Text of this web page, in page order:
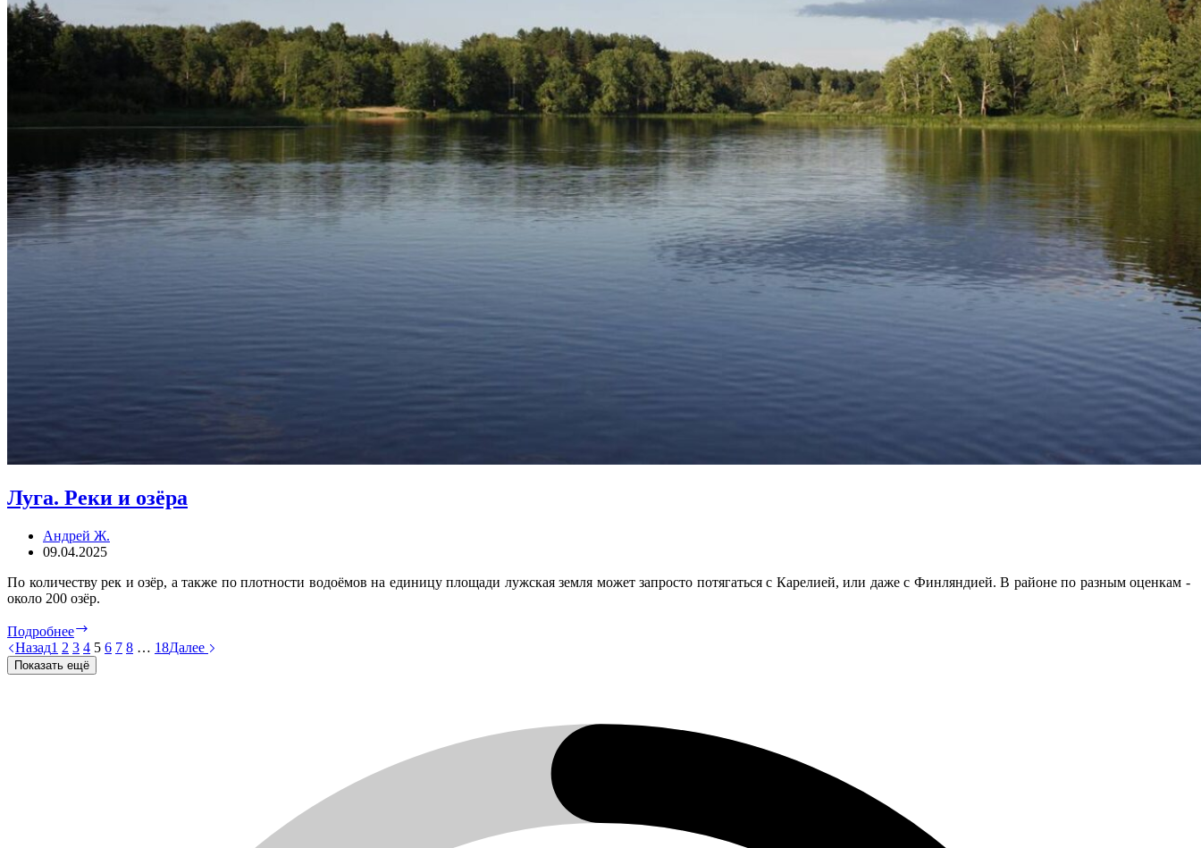
Луга. Реки и озёра
Андрей Ж.
09.04.2025
По количеству рек и озёр, а также по плотности водоёмов на единицу площади лужская земля может запросто потягаться с Карелией, или даже с Финляндией. В районе по разным оценкам -
около 200 озёр.
Подробнее
Реки
и
озёра
Назад1 2 3 4 5 6 7 8 … 18Далее
Показать ещё